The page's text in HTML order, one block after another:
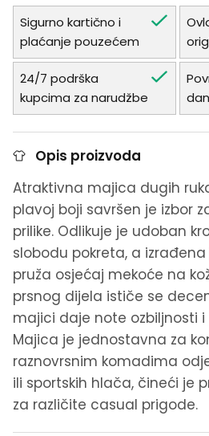
Sigurno kartično i
plaćanje pouzećem
24/7 podrška
kupcima za narudžbe
Opis proizvoda
Atraktivna majica dugih
plavoj boji savršen je izbor
prilike. Odlikuje je udoban
slobodu pokreta, a
pruža osjećaj mekoće na
prsnog dijela ističe se
majici daje note ozbiljnosti
Majica je jednostavna za
raznovrsnim komadima
ili sportskih hlača, čineći je
za različite casual prigode.